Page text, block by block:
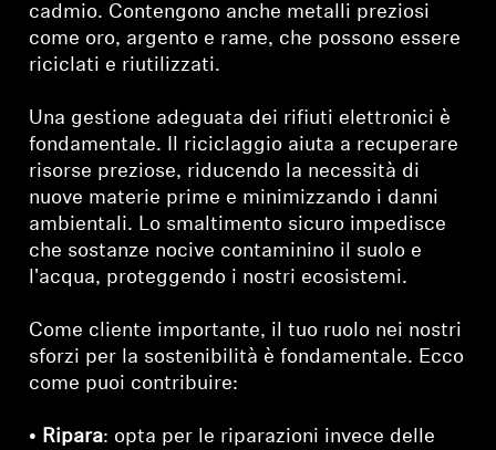
cadmio. Contengono anche metalli preziosi
come oro, argento e rame, che possono essere
riciclati e riutilizzati.
Una gestione adeguata dei rifiuti elettronici è
fondamentale. Il riciclaggio aiuta a recuperare
risorse preziose, riducendo la necessità di
nuove materie prime e minimizzando i danni
ambientali. Lo smaltimento sicuro impedisce
che sostanze nocive contaminino il suolo e
l'acqua, proteggendo i nostri ecosistemi.
Come cliente importante, il tuo ruolo nei nostri
sforzi per la sostenibilità è fondamentale. Ecco
come puoi contribuire:
• Ripara: opta per le riparazioni invece delle